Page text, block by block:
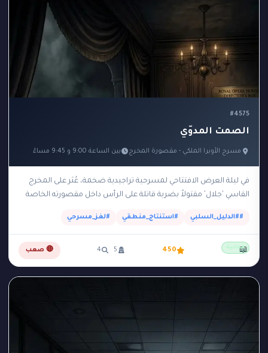
#4575
الصمت المدوّي
مسرح الأوبرا الملكي - مقصورة المخرج بين الساعة 9:00 و 9:45 مساءً
في ليلة العرض الافتتاحي لمسرحية تراجيدية ضخمة، عُثر على المخرج
القاسي 'جلال' مقتولاً بضربة قاتلة على الرأس داخل مقصورته الخاصة
##الدليل_السلبي #استنتاج_منطقي #لغز_مسرحي
مجانية 450
5
4 🔴 صعب 📖